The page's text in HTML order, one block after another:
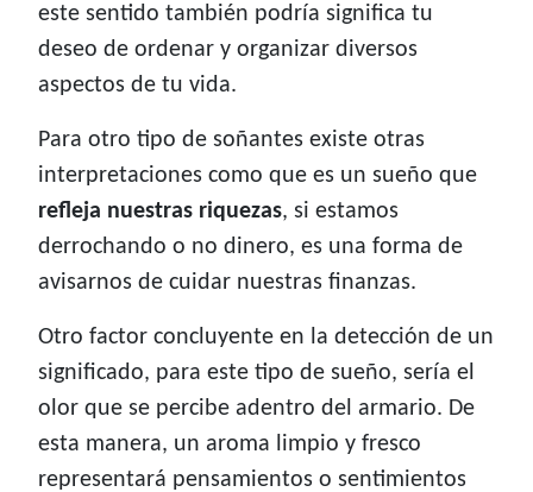
este sentido también podría significa tu
deseo de ordenar y organizar diversos
aspectos de tu vida.
Para otro tipo de soñantes existe otras
interpretaciones como que es un sueño que
refleja nuestras riquezas, si estamos
derrochando o no dinero, es una forma de
avisarnos de cuidar nuestras finanzas.
Otro factor concluyente en la detección de un
significado, para este tipo de sueño, sería el
olor que se percibe adentro del armario. De
esta manera, un aroma limpio y fresco
representará pensamientos o sentimientos